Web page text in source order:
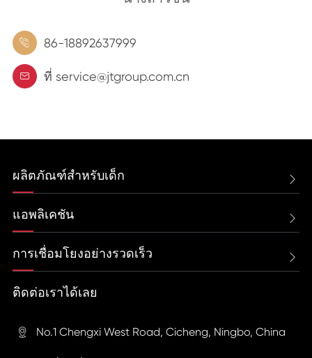
 86-18892637999
 ที่ service@jtgroup.com.cn
ผลิตภัณฑ์สำหรับเด็ก 
แอพลิเคชัน 
การเชื่อมโยงอย่างรวดเร็ว 
ติดต่อเราได้เลย
 No.1 Chengxi West Road, Cicheng, Ningbo, China